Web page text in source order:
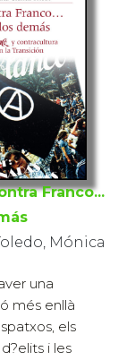
Franco...
Mónica
una
més enllà
els
i les